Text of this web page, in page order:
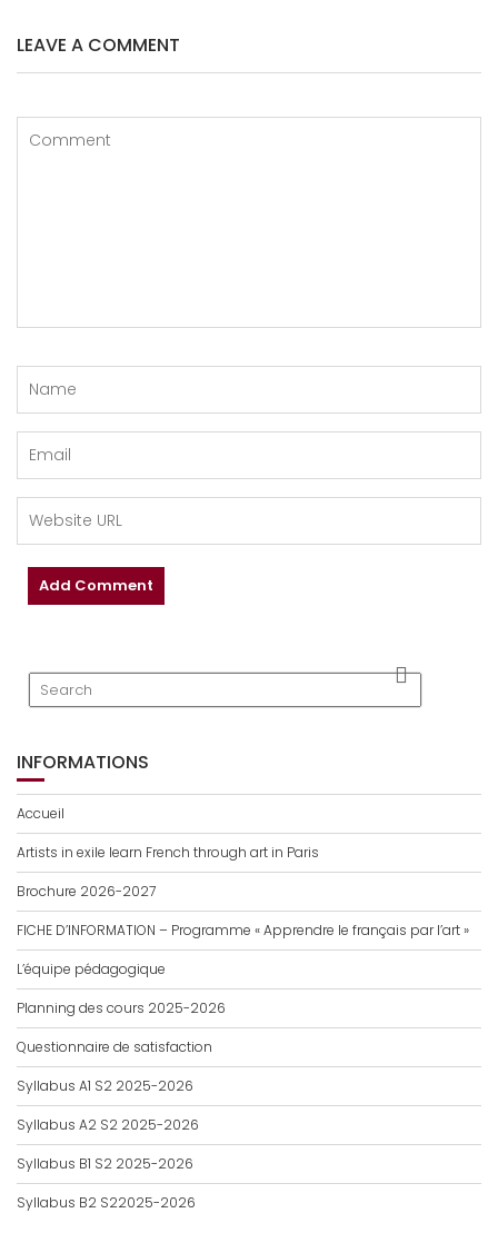
LEAVE A COMMENT
INFORMATIONS
Accueil
Artists in exile learn French through art in Paris
Brochure 2026-2027
FICHE D’INFORMATION – Programme « Apprendre le français par l’art »
L’équipe pédagogique
Planning des cours 2025-2026
Questionnaire de satisfaction
Syllabus A1 S2 2025-2026
Syllabus A2 S2 2025-2026
Syllabus B1 S2 2025-2026
Syllabus B2 S22025-2026